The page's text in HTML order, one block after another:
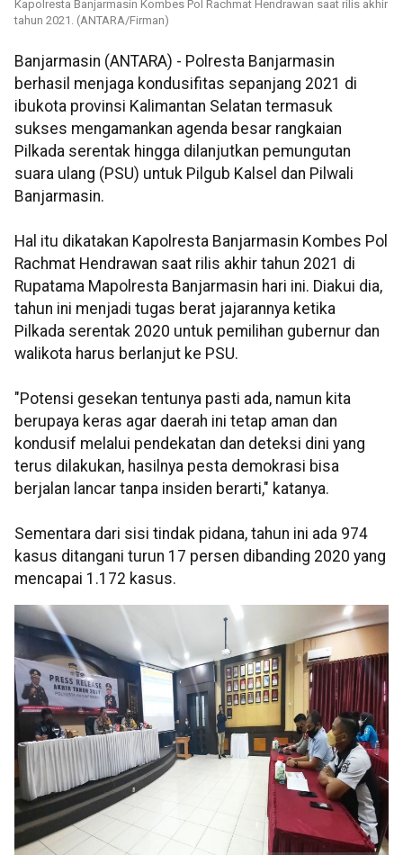
Kapolresta Banjarmasin Kombes Pol Rachmat Hendrawan saat rilis akhir
tahun 2021. (ANTARA/Firman)
Banjarmasin (ANTARA) - Polresta Banjarmasin
berhasil menjaga kondusifitas sepanjang 2021 di
ibukota provinsi Kalimantan Selatan termasuk
sukses mengamankan agenda besar rangkaian
Pilkada serentak hingga dilanjutkan pemungutan
suara ulang (PSU) untuk Pilgub Kalsel dan Pilwali
Banjarmasin.
Hal itu dikatakan Kapolresta Banjarmasin Kombes Pol
Rachmat Hendrawan saat rilis akhir tahun 2021 di
Rupatama Mapolresta Banjarmasin hari ini. Diakui dia,
tahun ini menjadi tugas berat jajarannya ketika
Pilkada serentak 2020 untuk pemilihan gubernur dan
walikota harus berlanjut ke PSU.
"Potensi gesekan tentunya pasti ada, namun kita
berupaya keras agar daerah ini tetap aman dan
kondusif melalui pendekatan dan deteksi dini yang
terus dilakukan, hasilnya pesta demokrasi bisa
berjalan lancar tanpa insiden berarti," katanya.
Sementara dari sisi tindak pidana, tahun ini ada 974
kasus ditangani turun 17 persen dibanding 2020 yang
mencapai 1.172 kasus.